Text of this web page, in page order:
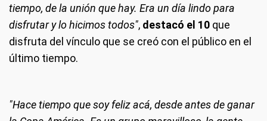
tiempo, de la unión que hay. Era un día lindo para
disfrutar y lo hicimos todos", destacó el 10 que
disfruta del vínculo que se creó con el público en el
último tiempo.
"Hace tiempo que soy feliz acá, desde antes de ganar